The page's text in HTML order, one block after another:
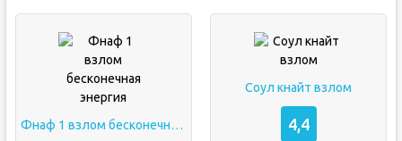
Фнаф 1 взлом бесконечная энергия
Соул кнайт взлом
4,4